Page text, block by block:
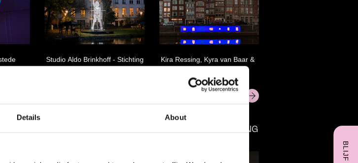
Details About
Studio Aldo Brinkhoff - Stichting
Kira Ressing, Kyra van Baar &
NACHT TEKENING